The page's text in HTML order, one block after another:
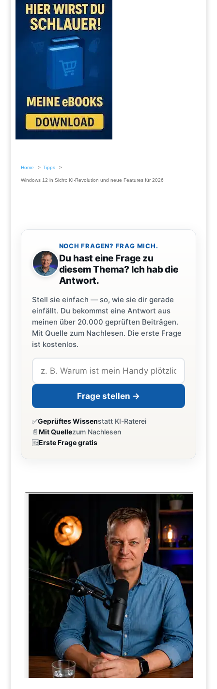
Home Tipps
Windows 12 in Sicht: KI-Revolution und neue Features für 2026
NOCH FRAGEN? FRAG MICH.
Du hast eine Frage zu
diesem Thema? Ich hab die
Antwort.
Stell sie einfach — so, wie sie dir gerade
einfällt. Du bekommst eine Antwort aus
meinen über 20.000 geprüften Beiträgen.
Mit Quelle zum Nachlesen. Die erste Frage
ist kostenlos.
Frage stellen →
✅Geprüftes Wissenstatt KI-Raterei
📄Mit Quellezum Nachlesen
🆓Erste Frage gratis